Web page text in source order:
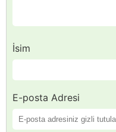
İsim
E-posta Adresi